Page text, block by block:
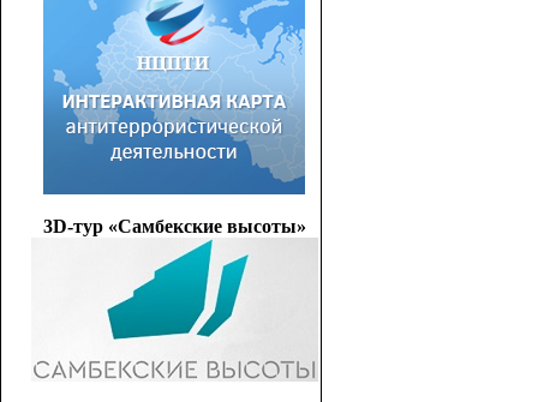
3D-тур «Самбекские высоты»